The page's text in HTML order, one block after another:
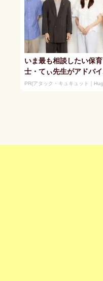
いま最も相談したい保育
士・てぃ先生がアドバイ
ス！ 子どもの“おてつだ